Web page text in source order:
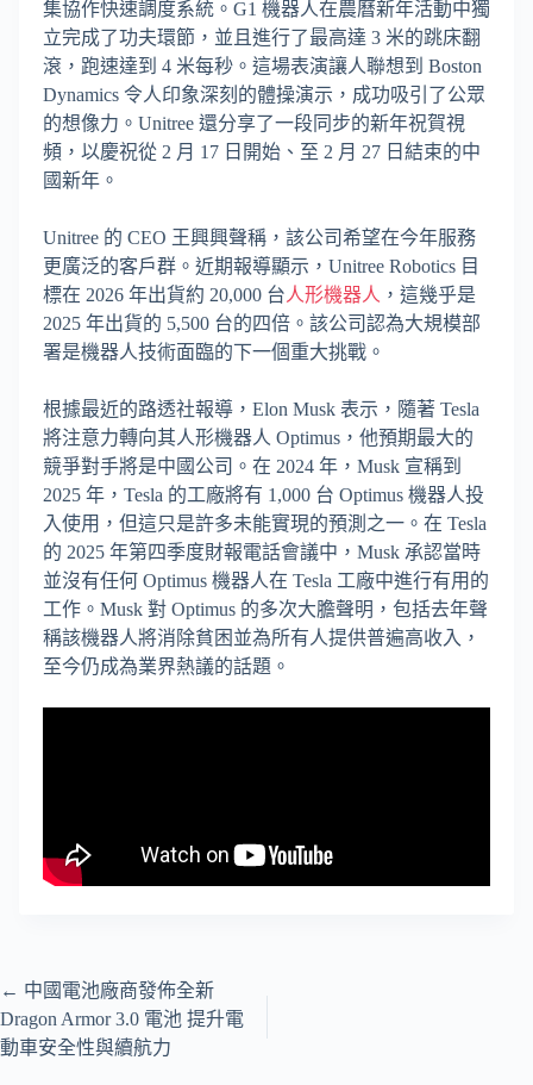
集協作快速調度系統。G1 機器人在農曆新年活動中獨
立完成了功夫環節，並且進行了最高達 3 米的跳床翻
滾，跑速達到 4 米每秒。這場表演讓人聯想到 Boston
Dynamics 令人印象深刻的體操演示，成功吸引了公眾
的想像力。Unitree 還分享了一段同步的新年祝賀視
頻，以慶祝從 2 月 17 日開始、至 2 月 27 日結束的中
國新年。
Unitree 的 CEO 王興興聲稱，該公司希望在今年服務
更廣泛的客戶群。近期報導顯示，Unitree Robotics 目
標在 2026 年出貨約 20,000 台人形機器人 ，這幾乎是
2025 年出貨的 5,500 台的四倍。該公司認為大規模部
署是機器人技術面臨的下一個重大挑戰。
根據最近的路透社報導，Elon Musk 表示，隨著 Tesla
將注意力轉向其人形機器人 Optimus，他預期最大的
競爭對手將是中國公司。在 2024 年，Musk 宣稱到
2025 年，Tesla 的工廠將有 1,000 台 Optimus 機器人投
入使用，但這只是許多未能實現的預測之一。在 Tesla
的 2025 年第四季度財報電話會議中，Musk 承認當時
並沒有任何 Optimus 機器人在 Tesla 工廠中進行有用的
工作。Musk 對 Optimus 的多次大膽聲明，包括去年聲
稱該機器人將消除貧困並為所有人提供普遍高收入，
至今仍成為業界熱議的話題。
← 中國電池廠商發佈全新
Dragon Armor 3.0 電池 提升電
動車安全性與續航力